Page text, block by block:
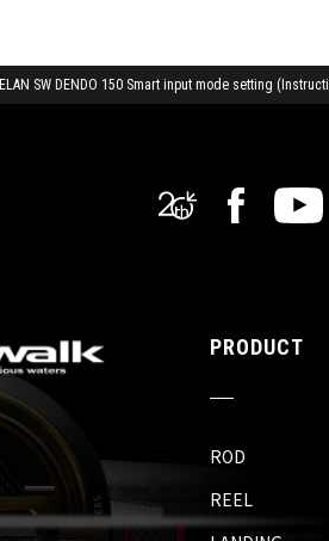
ELAN SW DENDO 150 Smart input mode setting
PRODUCT
ROD
REEL